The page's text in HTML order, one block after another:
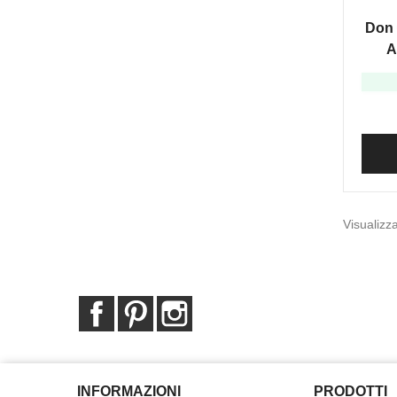
FacebookPinterest
INFORMAZIONI PRODOTTI